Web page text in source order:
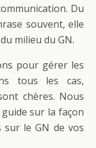
Du
souvent, elle
milieu du GN.
pour gérer les
tous les cas,
chères. Nous
sur la façon
sur le GN de vos